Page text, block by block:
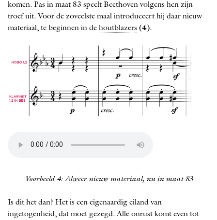
komen. Pas in maat 83 speelt Beethoven volgens hen zijn
troef uit. Voor de zoveelste maal introduceert hij daar nieuw
materiaal, te beginnen in de houtblazers (4).
Voorbeeld 4: Alweer nieuw materiaal, nu in maat 83
Is dit het dan? Het is een eigenaardig eiland van
ingetogenheid, dat moet gezegd. Alle onrust komt even tot